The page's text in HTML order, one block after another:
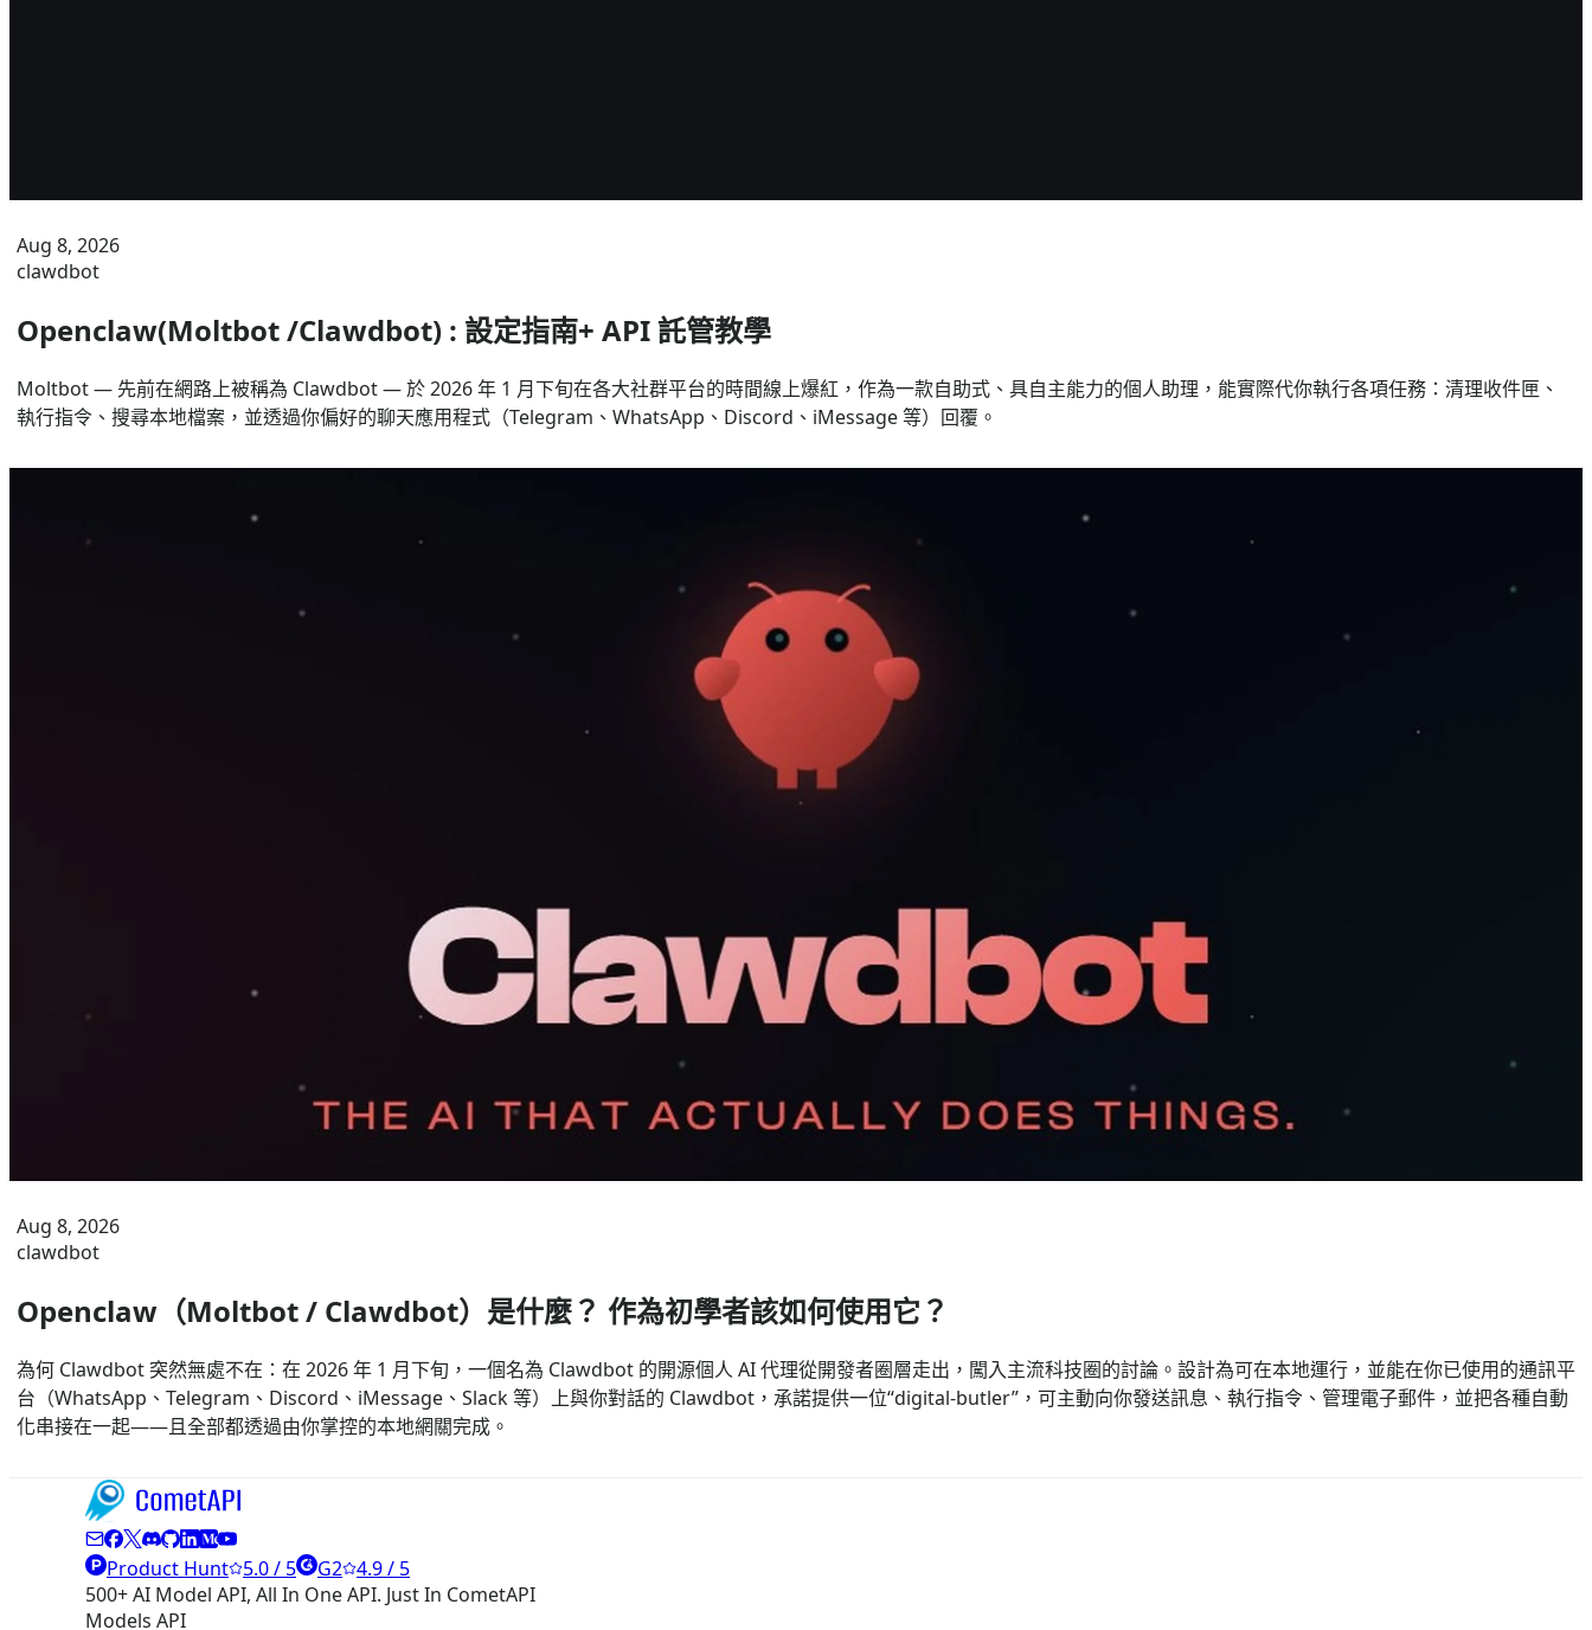
Aug 8, 2026
clawdbot
Openclaw(Moltbot /Clawdbot) : 設定指南+ API 託管教學
Moltbot — 先前在網路上被稱為 Clawdbot — 於 2026 年 1 月下旬在各大社群平台的時間線上爆紅，作為一款自助式、具自主能力的個人助理，能實際代你執行各項任務：清理收件匣、
執行指令、搜尋本地檔案，並透過你偏好的聊天應用程式（Telegram、WhatsApp、Discord、iMessage 等）回覆。
Aug 8, 2026
clawdbot
Openclaw（Moltbot / Clawdbot）是什麼？ 作為初學者該如何使用它？
為何 Clawdbot 突然無處不在：在 2026 年 1 月下旬，一個名為 Clawdbot 的開源個人 AI 代理從開發者圈層走出，闖入主流科技圈的討論。設計為可在本地運行，並能在你已使用的通訊平
台（WhatsApp、Telegram、Discord、iMessage、Slack 等）上與你對話的 Clawdbot，承諾提供一位“digital-butler”，可主動向你發送訊息、執行指令、管理電子郵件，並把各種自動
化串接在一起——且全部都透過由你掌控的本地網關完成。
Product Hunt 5.0 / 5 G2 4.9 / 5
500+ AI Model API, All In One API. Just In CometAPI
Models API